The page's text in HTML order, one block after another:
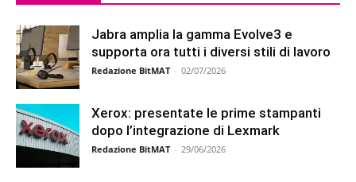
Jabra amplia la gamma Evolve3 e
supporta ora tutti i diversi stili di lavoro
Redazione BitMAT - 02/07/2026
Xerox: presentate le prime stampanti
dopo l’integrazione di Lexmark
Redazione BitMAT - 29/06/2026